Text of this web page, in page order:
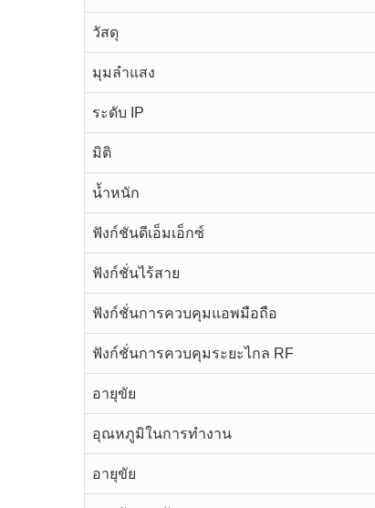
วัสดุ
มุมลำแสง
ระดับ IP
มิติ
น้ำหนัก
ฟังก์ชันดีเอ็มเอ็กซ์
ฟังก์ชั่นไร้สาย
ฟังก์ชั่นการควบคุมแอพมือถือ
ฟังก์ชั่นการควบคุมระยะไกล RF
อายุขัย
อุณหภูมิในการทำงาน
อายุขัย